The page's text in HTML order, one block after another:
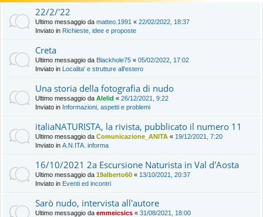
22/2/'22
Ultimo messaggio da matteo.1991 « 22/02/2022, 18:37
Inviato in Richieste, idee e proposte
Creta
Ultimo messaggio da Blackhole75 « 05/02/2022, 17:02
Inviato in Localita' e strutture all'estero
Una storia della fotografia di nudo
Ultimo messaggio da Alelid « 26/12/2021, 9:22
Inviato in Informazioni, aspetti e problemi
italiaNATURISTA, la rivista, pubblicato il numero 11
Ultimo messaggio da Comunicazione_ANITA « 19/12/2021, 7:20
Inviato in A.N.ITA. informa
16/10/2021 2a Escursione Naturista in Val d'Aosta
Ultimo messaggio da 19alberto60 « 13/10/2021, 20:37
Inviato in Eventi ed incontri
Sarò nudo, intervista all'autore
Ultimo messaggio da emmeicsics « 31/08/2021, 18:00